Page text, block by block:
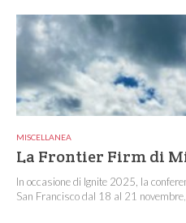
MISCELLANEA
La Frontier Firm di
In occasione di Ignite 2025, la
San Francisco dal 18 al 21 novembre,